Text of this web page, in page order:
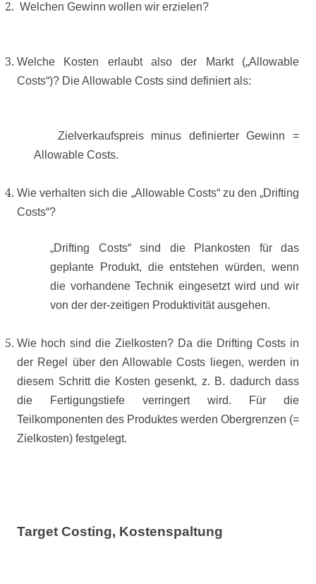
Welchen Gewinn wollen wir erzielen?
Welche Kosten erlaubt also der Markt („Allowable
Costs“)? Die Allowable Costs sind definiert als:
Zielverkaufspreis minus definierter Gewinn =
Allowable Costs.
Wie verhalten sich die „Allowable Costs“ zu den „Drifting
Costs“?
„Drifting Costs“ sind die Plankosten für das
geplante Produkt, die entstehen würden, wenn
die vorhandene Technik eingesetzt wird und wir
von der der-zeitigen Produktivität ausgehen.
Wie hoch sind die Zielkosten? Da die Drifting Costs in
der Regel über den Allowable Costs liegen, werden in
diesem Schritt die Kosten gesenkt, z. B. dadurch dass
die Fertigungstiefe verringert wird. Für die
Teilkomponenten des Produktes werden Obergrenzen (=
Zielkosten) festgelegt.
Target Costing, Kostenspaltung